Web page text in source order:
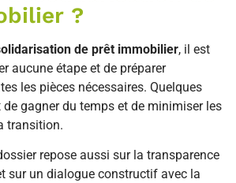
?
de prêt immobilier, il est
aucune étape et de préparer
les pièces nécessaires. Quelques
gagner du temps et de minimiser les
transition.
repose aussi sur la transparence
sur un dialogue constructif avec la